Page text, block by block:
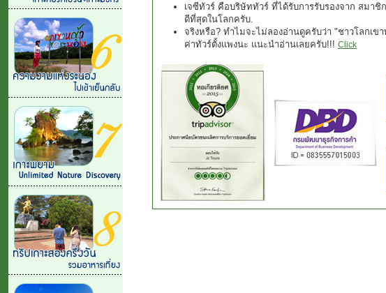
เจซีทัวร์ คือบริษัททัวร์ ที่ได้รับการรับรองจาก สมาชิ
ดีที่สุดในโลกครับ.
จริงหรือ? ทำไมจะไม่ลองอ่านดูครับว่า "ชาวโลกเข
ค่าทัวร์ตั้งแพงนะ แนะนำอ่านเลยครับ!!! Click